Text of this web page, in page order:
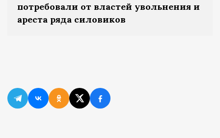
потребовали от властей увольнения и
ареста ряда силовиков